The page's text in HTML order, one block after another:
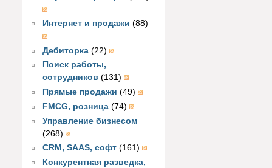
Интернет и продажи (88)
Дебиторка (22)
Поиск работы,
сотрудников (131)
Прямые продажи (49)
FMCG, розница (74)
Управление бизнесом
(268)
CRM, SAAS, софт (161)
Конкурентная разведка,